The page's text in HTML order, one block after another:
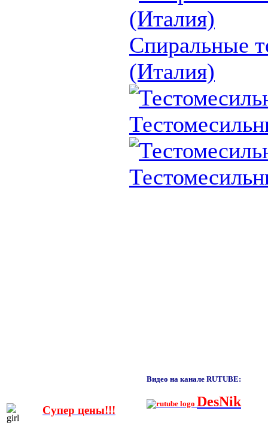
Спиральные
(Италия)
Супер цены!!!
Видео на канале RUTUBE:
DesNik